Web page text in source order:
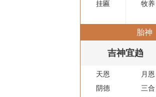
挂匾
牧养
胎神
吉神宜趋
天恩
月恩
阴德
三合